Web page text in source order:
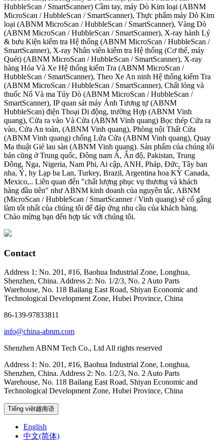
HubbleScan / SmartScanner) Cầm tay, máy Dò Kim loại (ABNM
MicroScan / HubbleScan / SmartScanner), Thực phẩm máy Dò Kim
loại (ABNM MicroScan / HubbleScan / SmartScanner), Vàng Dò
(ABNM MicroScan / HubbleScan / SmartScanner), X-ray hành Lý
& bưu Kiện kiểm tra Hệ thống (ABNM MicroScan / HubbleScan /
SmartScanner), X-ray Nhân viên kiểm tra Hệ thống (Cơ thể, máy
Quét) (ABNM MicroScan / HubbleScan / SmartScanner), X-ray
hàng Hóa Và Xe Hệ thống kiểm Tra (ABNM MicroScan /
HubbleScan / SmartScanner), Theo Xe An ninh Hệ thống kiểm Tra
(ABNM MicroScan / HubbleScan / SmartScanner), Chất lỏng và
thuốc Nổ Và ma Túy Dò (ABNM MicroScan / HubbleScan /
SmartScanner), IP quan sát máy Ảnh Tương tự (ABNM
HubbleScan) điện Thoại Di động, trường Hợp (ABNM Vinh
quang), Cửa ra vào Và Cửa (ABNM Vinh quang) Bọc thép Cửa ra
vào, Cửa An toàn, (ABNM Vinh quang), Phòng nội Thất Cửa
(ABNM Vinh quang) chống Lửa Cửa (ABNM Vinh quang), Quay
Ma thuật Giẻ lau sàn (ABNM Vinh quang). Sản phẩm của chúng tôi
bán cũng ở Trung quốc, Đông nam Á, Ấn độ, Pakistan, Trung
Đông, Nga, Nigeria, Nam Phi, Ai cập, ANH, Pháp, Đức, Tây ban
nha, Ý, hy Lạp ba Lan, Turkey, Brazil, Argentina hoa KỲ Canada,
Mexico,.. Liên quan đến "chất lượng phục vụ thương và khách
hàng đầu tiên" như ABNM kinh doanh của nguyên tắc, ABNM
(MicroScan / HubbleScan / SmartScanner / Vinh quang) sẽ cố gắng
làm tốt nhất của chúng tôi để đáp ứng nhu cầu của khách hàng.
Chào mừng bạn đến hợp tác với chúng tôi.
Contact
Address 1: No. 201, #16, Baohua Industrial Zone, Longhua,
Shenzhen, China. Address 2: No. 1/2/3, No. 2 Auto Parts
Warehouse, No. 118 Bailang East Road, Shiyan Economic and
Technological Development Zone, Hubei Province, China
86-139-97833811
info@china-abnm.com
Shenzhen ABNM Tech Co., Ltd All rights reserved
Address 1: No. 201, #16, Baohua Industrial Zone, Longhua,
Shenzhen, China. Address 2: No. 1/2/3, No. 2 Auto Parts
Warehouse, No. 118 Bailang East Road, Shiyan Economic and
Technological Development Zone, Hubei Province, China
Tiếng việt越南语
English
中文(简体)